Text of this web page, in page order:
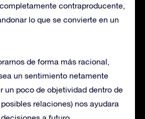
contraproducente,
lo que se convierte en un
de forma más racional,
un sentimiento netamente
un poco de objetividad dentro de
relaciones) nos ayudara